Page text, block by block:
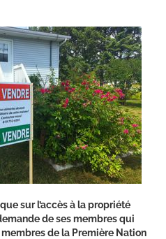
sur l’accès à la propriété
de ses membres qui
de la Première Nation